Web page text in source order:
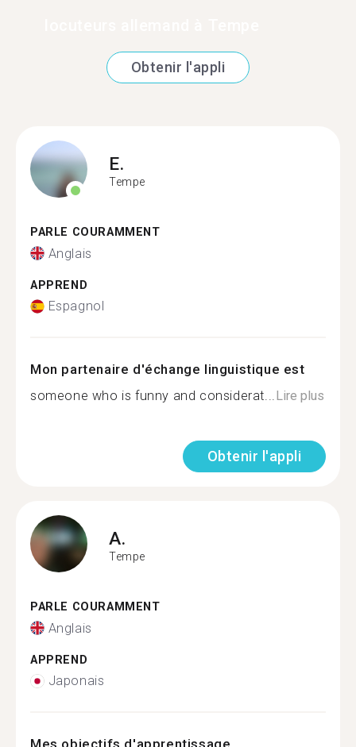
Obtenir l'appli
E.
Tempe
PARLE COURAMMENT
Anglais
APPREND
Espagnol
Mon partenaire d'échange linguistique est
someone who is funny and considerat...Lire plus
Obtenir l'appli
A.
Tempe
PARLE COURAMMENT
Anglais
APPREND
Japonais
Mes objectifs d'apprentissage